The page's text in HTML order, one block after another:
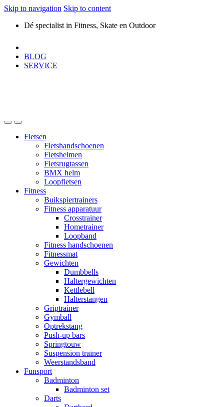
Skip to navigation Skip to content
Dé specialist in Fitness, Skate en Outdoor
BLOG
SERVICE
Fietsen
Fietshandschoenen
Fietshelmen
Fietsrugtassen
BMX helm
Loopfietsen
Fitness
Buikspiertrainers
Fitness apparatuur
Crosstrainer
Hometrainer
Loopband
Fitness handschoenen
Fitnessmat
Gewichten
Dumbbells
Haltergewichten
Kettlebell
Halterstangen
Griptrainer
Gymball
Optrekstang
Push-up bars
Springtouw
Suspension trainer
Weerstandsband
Funsport
Badminton
Badminton set
Darts